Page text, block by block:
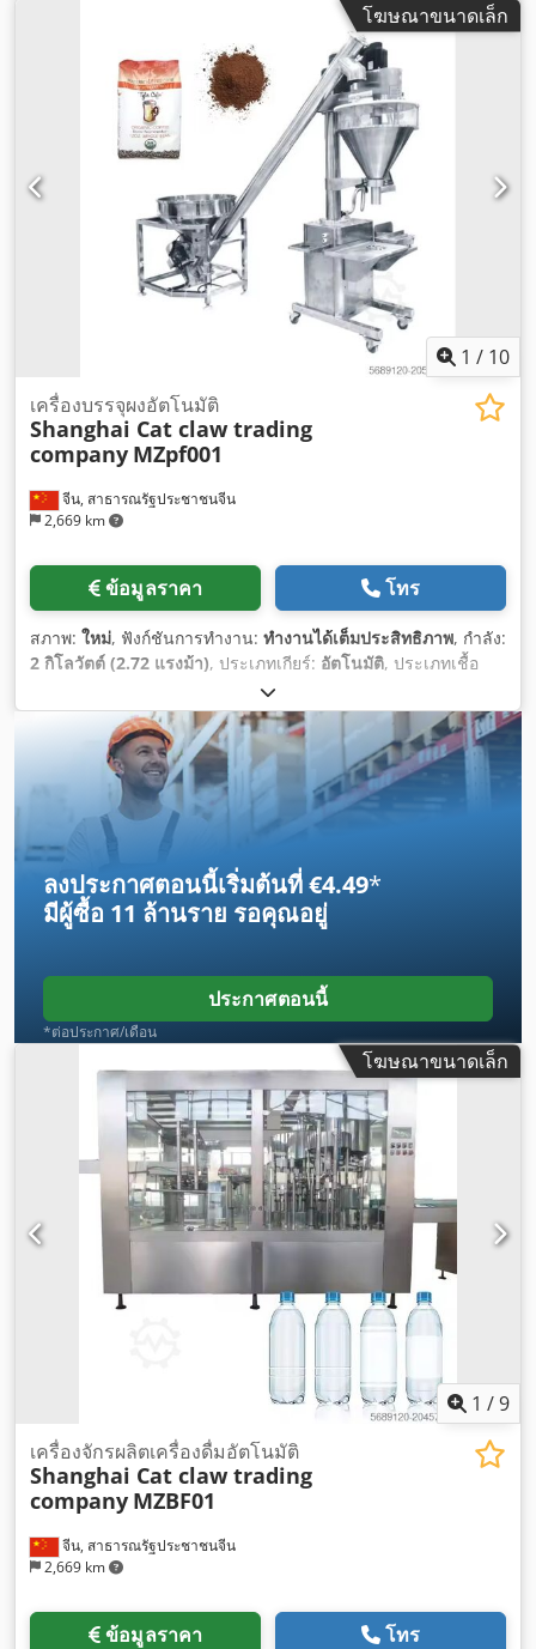
โฆษณาขนาดเล็ก
1 / 10
จีน, สาธารณรัฐประชาชนจีน
2,669 km
เครื่องบรรจุผงอัตโนมัติ
Shanghai Cat claw trading
company MZpf001
ข้อมูลราคา โทร
สภาพ: ใหม่, ฟังก์ชันการทำงาน: ทำงานได้เต็มประสิทธิภาพ, กำลัง:
2 กิโลวัตต์ (2.72 แรงม้า), ประเภทเกียร์: อัตโนมัติ, ประเภทเชื้อ
, น้ำหนักรวม:
หมายเลขเครื่องจักร/ยานพาหนะ:MZpf001, อุปกรณ์:เครื่องหมาย
ลงประกาศตอนนี้เริ่มต้นที่ €4.49*
มีผู้ซื้อ 11 ล้านราย รอคุณอยู่
ประกาศตอนนี้
*ต่อประกาศ/เดือน
โฆษณาขนาดเล็ก
1 /9
จีน, สาธารณรัฐประชาชนจีน
2,669 km
เครื่องจักรผลิตเครื่องดื่มอัตโนมัติ
Shanghai Cat claw trading
company MZBF01
ข้อมูลราคา โทร